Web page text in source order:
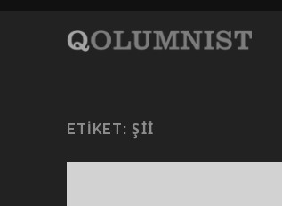
ETIKET:ŞII